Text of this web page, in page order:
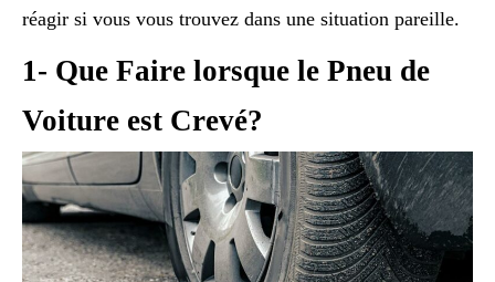
réagir si vous vous trouvez dans une situation pareille.
1- Que Faire lorsque le Pneu de
Voiture est Crevé?